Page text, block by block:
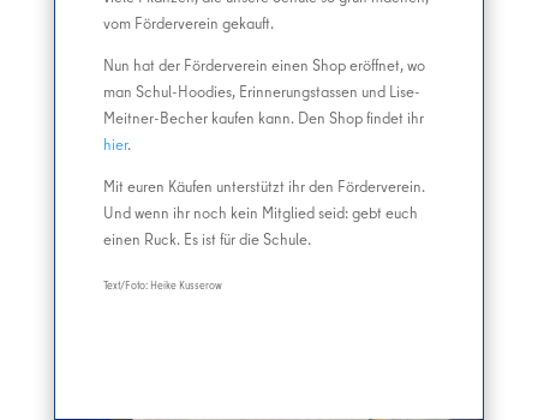
vom Förderverein gekauft.
Nun hat der Förderverein einen Shop eröffnet, wo
man Schul-Hoodies, Erinnerungstassen und Lise-
Meitner-Becher kaufen kann. Den Shop findet ihr
hier.
Mit euren Käufen unterstützt ihr den Förderverein.
Und wenn ihr noch kein Mitglied seid: gebt euch
einen Ruck. Es ist für die Schule.
Text/Foto: Heike Kusserow